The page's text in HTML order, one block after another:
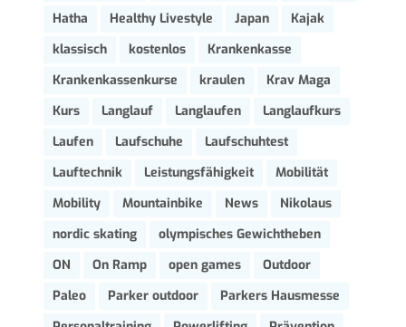
Hatha
Healthy Livestyle Japan
Kajak
klassisch
kostenlos
Krankenkasse
Krankenkassenkurse
kraulen
Krav Maga
Kurs
Langlauf Langlaufen
Langlaufkurs
Laufen
Laufschuhe
Laufschuhtest
Lauftechnik
Leistungsfähigkeit
Mobilität
Mobility
Mountainbike News
Nikolaus
nordic skating
olympisches Gewichtheben
ON
On Ramp open games
Outdoor
Paleo
Parker outdoor
Parkers Hausmesse